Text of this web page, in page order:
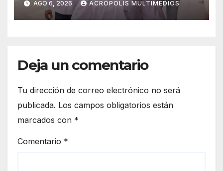
AGO 6, 2026 ACRÓPOLIS MULTIMEDIOS
Deja un comentario
Tu dirección de correo electrónico no será
publicada. Los campos obligatorios están
marcados con *
Comentario *